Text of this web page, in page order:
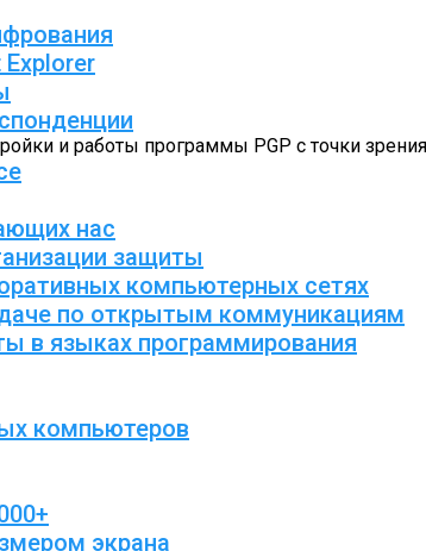
и работы программы PGP с точки
нас
защиты
компьютерных сетях
по открытым коммуникациям
в языках программирования
компьютеров
экрана